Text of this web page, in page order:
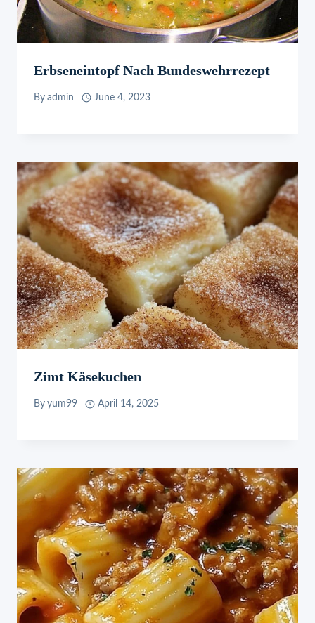
Erbseneintopf Nach Bundeswehrrezept
By admin June 4, 2023
Zimt Käsekuchen
By yum99 April 14, 2025